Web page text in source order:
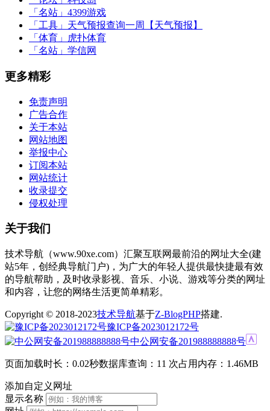
「名站」 4399游戏
「工具」 天气预报查询一周【天气预报】
「体育」
虎扑体育
「名站」 学信网
更多精彩
免责声明
广告合作
关于本站
网站地图
举报中心
订阅本站
网站统计
收录提交
侵权处理
关于我们
技术导航（www.90xe.com）汇聚互联网最前沿的网址大全(建
站5年，创经典导航门户)，为广大的年轻人提供最快捷最有效
的导航帮助，及时收录影视、音乐、小说、游戏等分类的网址
和内容，让您的网络生活更简单精彩。
Copyright © 2018-2023技术导航基于Z-BlogPHP搭建.
豫ICP备2023012172号
中公网安备201988888888号
页面加载时长：0.02秒数据库查询：11 次占用内存：1.46MB
添加自定义网址
显示名称